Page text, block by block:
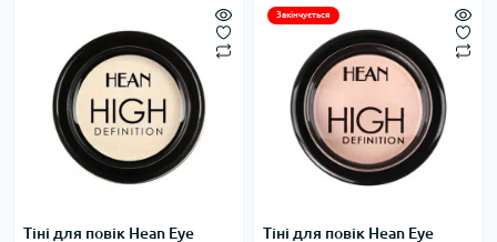
Тіні для повік Hean Eye
Закінчується
Тіні для повік Hean Eye